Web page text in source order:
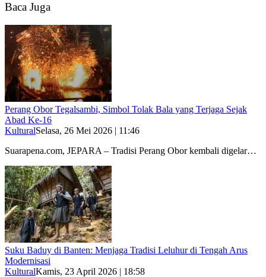
Baca Juga
Perang Obor Tegalsambi, Simbol Tolak Bala yang Terjaga Sejak
Abad Ke-16
KulturalSelasa, 26 Mei 2026 | 11:46
Suarapena.com, JEPARA – Tradisi Perang Obor kembali digelar…
Suku Baduy di Banten: Menjaga Tradisi Leluhur di Tengah Arus
Modernisasi
KulturalKamis, 23 April 2026 | 18:58